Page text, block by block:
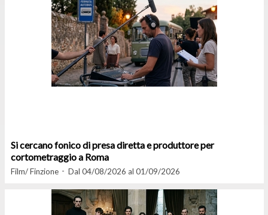
Si cercano fonico di presa diretta e produttore per
cortometraggio a Roma
Film/ Finzione Dal 04/08/2026 al 01/09/2026